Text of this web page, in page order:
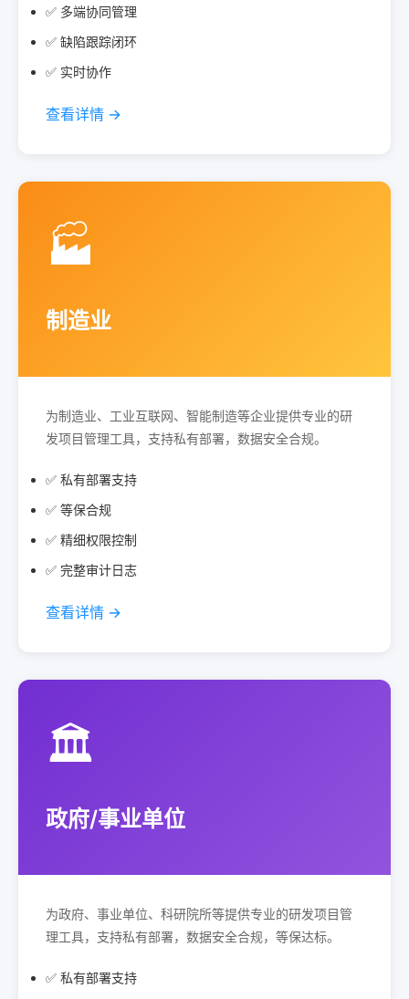
✅ 多端协同管理
✅ 缺陷跟踪闭环
✅ 实时协作
查看详情 →
🏭
制造业
为制造业、工业互联网、智能制造等企业提供专业的研
发项目管理工具，支持私有部署，数据安全合规。
✅ 私有部署支持
✅ 等保合规
✅ 精细权限控制
✅ 完整审计日志
查看详情 →
🏛️
政府/事业单位
为政府、事业单位、科研院所等提供专业的研发项目管
理工具，支持私有部署，数据安全合规，等保达标。
✅ 私有部署支持